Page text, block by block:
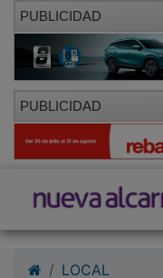
PUBLICIDAD
PUBLICIDAD